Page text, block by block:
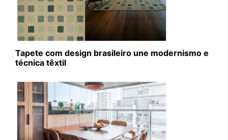
Tapete com design brasileiro une modernismo e
técnica têxtil